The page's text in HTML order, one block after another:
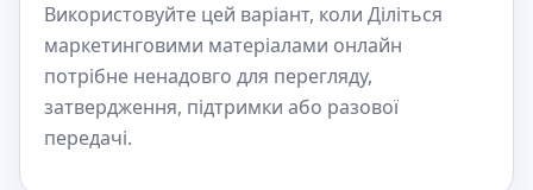
Використовуйте цей варіант, коли Діліться
маркетинговими матеріалами онлайн
потрібне ненадовго для перегляду,
затвердження, підтримки або разової
передачі.